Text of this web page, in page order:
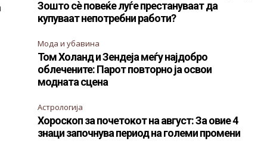
Зошто сè повеќе луѓе престануваат да
купуваат непотребни работи?
Мода и убавина
Том Холанд и Зендеја меѓу најдобро
облечените: Парот повторно ја освои
модната сцена
Астрологија
Хороскоп за почетокот на август: За овие 4
знаци започнува период на големи промени